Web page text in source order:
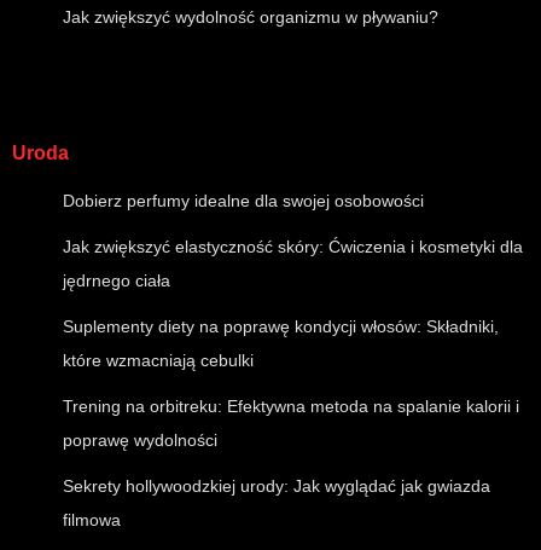
Jak zwiększyć wydolność organizmu w pływaniu?
Uroda
Dobierz perfumy idealne dla swojej osobowości
Jak zwiększyć elastyczność skóry: Ćwiczenia i kosmetyki dla
jędrnego ciała
Suplementy diety na poprawę kondycji włosów: Składniki,
które wzmacniają cebulki
Trening na orbitreku: Efektywna metoda na spalanie kalorii i
poprawę wydolności
Sekrety hollywoodzkiej urody: Jak wyglądać jak gwiazda
filmowa